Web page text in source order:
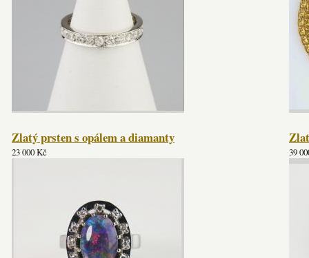
Zlatý prsten s opálem a diamanty
23 000 Kč 39